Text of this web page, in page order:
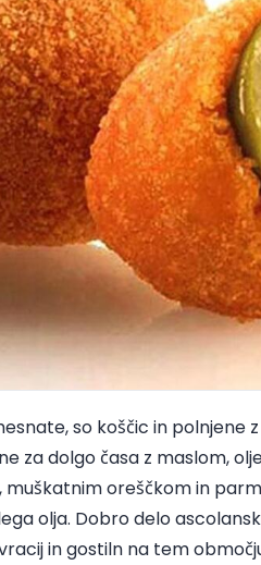
so koščic in polnjene
za dolgo časa z maslom,
muškatnim oreščkom in
olja. Dobro delo
in gostiln na tem